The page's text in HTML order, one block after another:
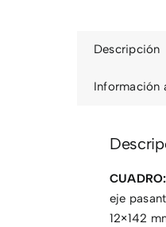
Descripción
Información
CUADRO:
eje
12×142